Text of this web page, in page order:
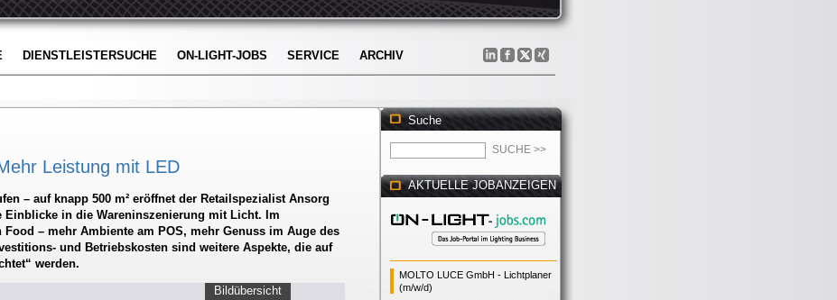
DIENSTLEISTERSUCHE ON-LIGHT-JOBS SERVICE ARCHIV
Leistung mit LED
– auf knapp 500 m² eröffnet der Retailspezialist Ansorg
Einblicke in die Wareninszenierung mit Licht. Im
– mehr Ambiente am POS, mehr Genuss im Auge des
und Betriebskosten sind weitere Aspekte, die auf
werden.
Bildübersicht
Suche
AKTUELLE JOBANZEIGEN
MOLTO LUCE GmbH - Lichtplaner
(m/w/d)